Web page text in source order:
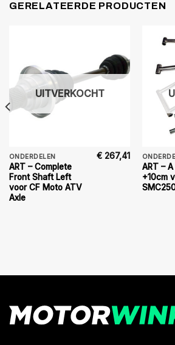
GERELATEERDE PRODUCTEN
UITVERKOCHT
ONDERDELEN
ART – Complete
Front Shaft Left
voor CF Moto ATV
Axle
€ 267,41
ART –
+10cm